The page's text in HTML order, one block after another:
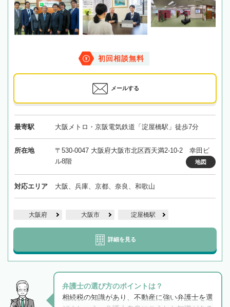
初回相談無料
メールする
最寄駅 大阪メトロ・京阪電気鉄道「淀屋橋駅」徒歩7分
所在地
〒530-0047 大阪府大阪市北区西天満2-10-2 幸田ビ
ル8階
地図
対応エリア 大阪、兵庫、京都、奈良、和歌山
大阪府 大阪市 淀屋橋駅
詳細を見る
弁護士の選び方のポイントは？
相続税の知識があり、不動産に強い弁護士を選